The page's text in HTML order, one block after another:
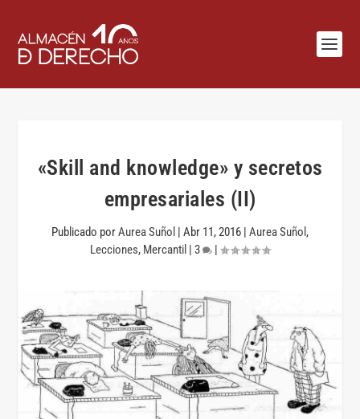
«Skill and knowledge» y secretos
empresariales (II)
Publicado porAurea Suñol | Abr 11, 2016 | Aurea Suñol ,
Lecciones, Mercantil | 3 |